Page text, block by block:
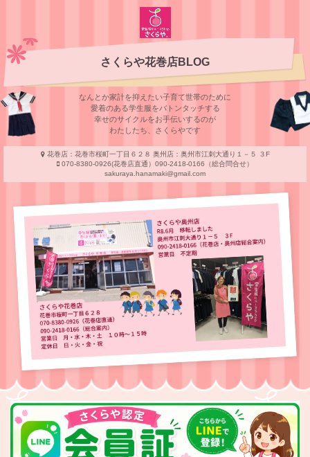
さくらや花巻店BLOG
なんとか家計を抑えたい子育て世帯のために
愛着のある学⽣服をバトンタッチする
幸せのサイクルをお⼿伝いするのが
わたしたち、さくらやです
花巻店：花巻市桜町一丁目６２８ 奥州店：奥州市江刺大通り１－５ ３F
070-8380-0926(花巻店直通）090-2418-0166（総合問合せ）
sakuraya.hanamaki@gmail.com